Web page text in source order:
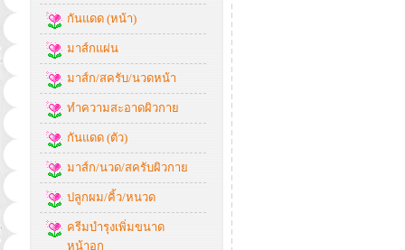
กันแดด (หน้า)
มาส์กแผ่น
มาส์ก/สครับ/นวดหน้า
ทำความสะอาดผิวกาย
กันแดด (ตัว)
มาส์ก/นวด/สครับผิวกาย
ปลูกผม/คิ้ว/หนวด
ครีมบำรุงเพิ่มขนาด
หน้าอก